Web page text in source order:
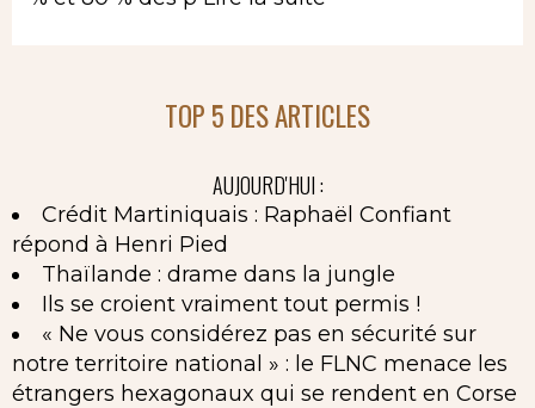
TOP 5 DES ARTICLES
AUJOURD'HUI :
Crédit Martiniquais : Raphaël Confiant
répond à Henri Pied
Thaïlande : drame dans la jungle
Ils se croient vraiment tout permis !
« Ne vous considérez pas en sécurité sur
notre territoire national » : le FLNC menace les
étrangers hexagonaux qui se rendent en Corse